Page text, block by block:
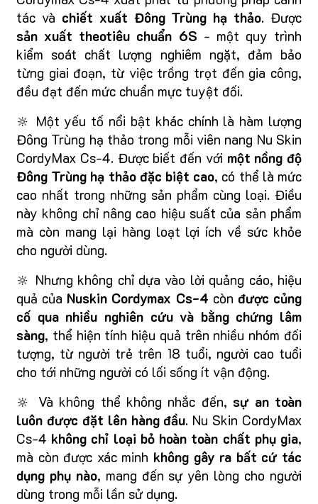
tác và chiết xuất Đông Trùng hạ thảo. Được
sản xuất theotiêu chuẩn 6S - một quy trình
kiểm soát chất lượng nghiêm ngặt, đảm bảo
từng giai đoạn, từ việc trồng trọt đến gia công,
đều đạt đến mức chuẩn mực tuyệt đối.
🔆 Một yếu tố nổi bật khác chính là hàm lượng
Đông Trùng hạ thảo trong mỗi viên nang Nu Skin
CordyMax Cs-4. Được biết đến với một nồng độ
Đông Trùng hạ thảo đặc biệt cao, có thể là mức
cao nhất trong những sản phẩm cùng loại. Điều
này không chỉ nâng cao hiệu suất của sản phẩm
mà còn mang lại hàng loạt lợi ích về sức khỏe
cho người dùng.
🔆 Nhưng không chỉ dựa vào lời quảng cáo, hiệu
quả của Nuskin Cordymax Cs-4 còn được củng
cố qua nhiều nghiên cứu và bằng chứng lâm
sàng, thể hiện tính hiệu quả trên nhiều nhóm đối
tượng, từ người trẻ trên 18 tuổi, người cao tuổi
cho tới những người có lối sống ít vận động.
🔆 Và không thể không nhắc đến, sự an toàn
luôn được đặt lên hàng đầu. Nu Skin CordyMax
Cs-4 không chỉ loại bỏ hoàn toàn chất phụ gia,
mà còn được xác minh không gây ra bất cứ tác
dụng phụ nào, mang đến sự yên lòng cho người
dùng trong mỗi lần sử dụng.